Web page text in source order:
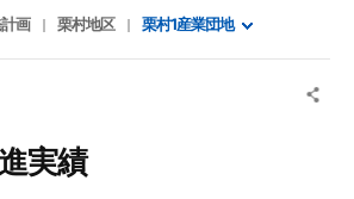
画 栗村地区 栗村1産業団地
実績